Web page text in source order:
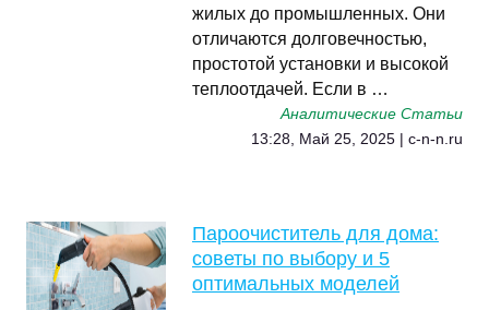
жилых до промышленных. Они
отличаются долговечностью,
простотой установки и высокой
теплоотдачей. Если в …
Аналитические Статьи
13:28, Май 25, 2025 | c-n-n.ru
Пароочиститель для дома:
советы по выбору и 5
оптимальных моделей